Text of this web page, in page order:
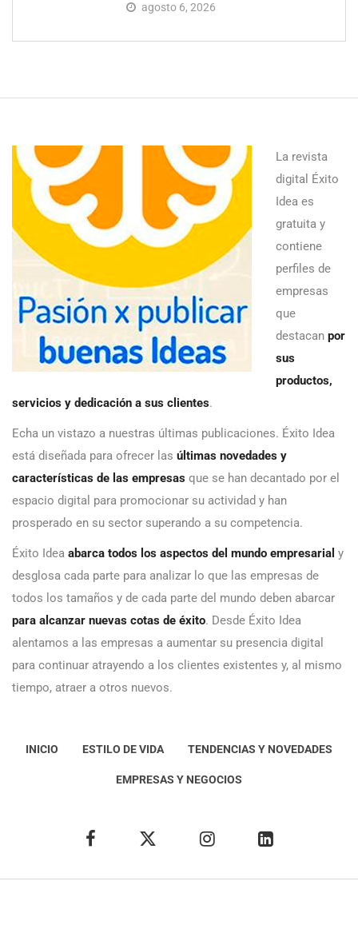
agosto 6, 2026
La revista
digital Éxito
Idea es
gratuita y
contiene
perfiles de
empresas
que
destacan por
sus
productos,
servicios y dedicación a sus clientes.
Echa un vistazo a nuestras últimas publicaciones. Éxito Idea
está diseñada para ofrecer las últimas novedades y
características de las empresas que se han decantado por el
espacio digital para promocionar su actividad y han
prosperado en su sector superando a su competencia.
Éxito Idea abarca todos los aspectos del mundo empresarial y
desglosa cada parte para analizar lo que las empresas de
todos los tamaños y de cada parte del mundo deben abarcar
para alcanzar nuevas cotas de éxito. Desde Éxito Idea
alentamos a las empresas a aumentar su presencia digital
para continuar atrayendo a los clientes existentes y, al mismo
tiempo, atraer a otros nuevos.
INICIO ESTILO DE VIDA TENDENCIAS Y NOVEDADES
EMPRESAS Y NEGOCIOS